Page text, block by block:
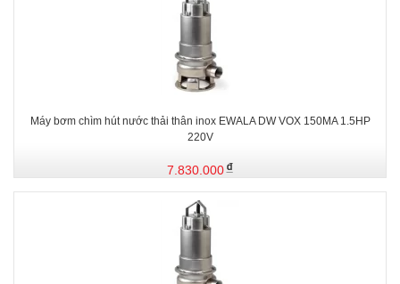
Máy bơm chìm hút nước thải thân inox EWALA DW VOX 150MA 1.5HP
220V
7.830.000